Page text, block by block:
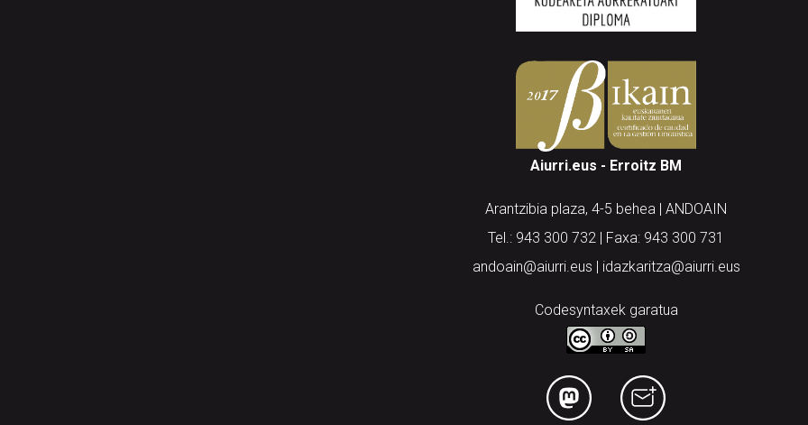
Aiurri.eus - Erroitz BM
Arantzibia plaza, 4-5 behea | ANDOAIN
Tel.: 943 300 732 | Faxa: 943 300 731
andoain@aiurri.eus | idazkaritza@aiurri.eus
Codesyntaxek garatua